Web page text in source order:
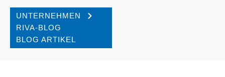
UNTERNEHMEN
RIVA-BLOG
BLOG ARTIKEL